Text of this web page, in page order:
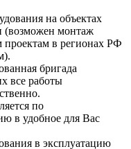
на объектах
(возможен монтаж
проектам в регионах РФ
бригада
все работы
по
в удобное для Вас
в эксплуатацию